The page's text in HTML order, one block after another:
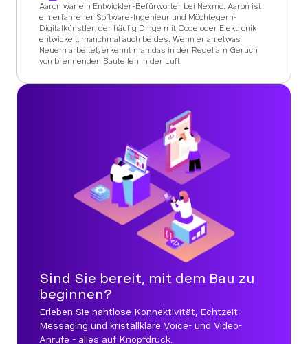
Aaron war ein Entwickler-Befürworter bei Nexmo. Aaron ist
ein erfahrener Software-Ingenieur und Möchtegern-
Digitalkünstler, der häufig Dinge mit Code oder Elektronik
entwickelt, manchmal auch beides. Wenn er an etwas
Neuem arbeitet, erkennt man das in der Regel am Geruch
von brennenden Bauteilen in der Luft.
Sind Sie bereit, mit dem Bau zu
beginnen?
Erleben Sie nahtlose Konnektivität, Echtzeit-
Messaging und kristallklare Voice- und Video-
Anrufe - alles auf Knopfdruck.